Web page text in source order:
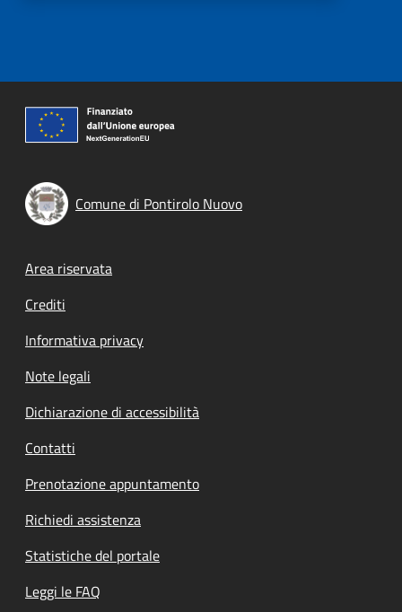
Comune di Pontirolo Nuovo
Footer menu
Area riservata
Crediti
Informativa privacy
Note legali
Dichiarazione di accessibilità
Contatti
Prenotazione appuntamento
Richiedi assistenza
Statistiche del portale
Leggi le FAQ